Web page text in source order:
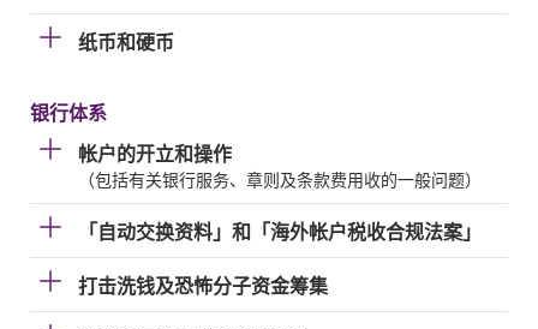
纸币和硬币
银行体系
帐户的开立和操作
（包括有关银行服务、章则及条款费用收的一般问题）
「自动交换资料」和「海外帐户税收合规法案」
打击洗钱及恐怖分子资金筹集